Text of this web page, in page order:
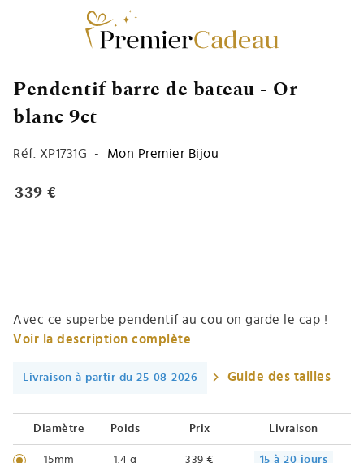
Pendentif barre de bateau - Or
blanc 9ct
Réf. XP1731G - Mon Premier Bijou
339 €
Avec ce superbe pendentif au cou on garde le cap !
Voir la description complète
Livraison à partir du 25-08-2026 Guide des tailles
Diamètre Poids Prix Livraison
15mm 1.4 g 339 € 15 à 20 jours